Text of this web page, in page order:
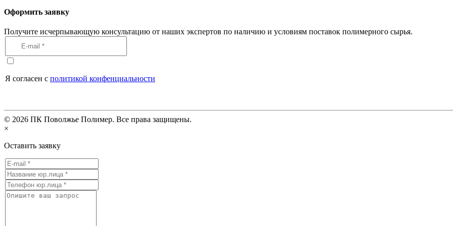
Оформить заявку
Получите исчерпывающую консультацию от наших экспертов по наличию и условиям поставок полимерного сырья.
Я согласен с политикой конфенциальности
© 2026 ПК Поволжье Полимер. Все права защищены.
×
Оставить заявку